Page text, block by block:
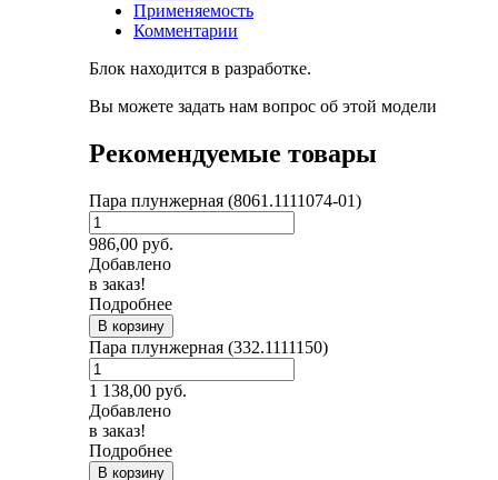
Применяемость
Комментарии
Блок находится в разработке.
Вы можете задать нам вопрос об этой модели
Рекомендуемые товары
Пара плунжерная (8061.1111074-01)
986,00 руб.
Добавлено
в заказ!
Подробнее
В корзину
Пара плунжерная (332.1111150)
1 138,00 руб.
Добавлено
в заказ!
Подробнее
В корзину